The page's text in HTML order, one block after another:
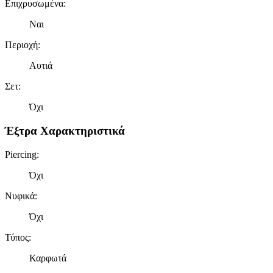
Επιχρυσωμένα:
Ναι
Περιοχή:
Αυτιά
Σετ:
Όχι
Έξτρα Χαρακτηριστικά
Piercing:
Όχι
Νυφικά:
Όχι
Τύπος:
Καρφωτά